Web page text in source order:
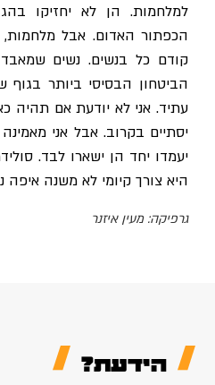
למלחמות. הן לא יחזיקו
הכפתור האדום. אבל
קודם כל בנשים. נשים
הביטחון הבסיסי ביותר
עתיד. אני לא יודעת אם תהיה
יסתיים בקרוב. אבל אני
יעמדו יחד הן ישארו לבד.
היא צורך קיומי לא משנה איפה
גרפיקה: מעין איזנר
הידעת?